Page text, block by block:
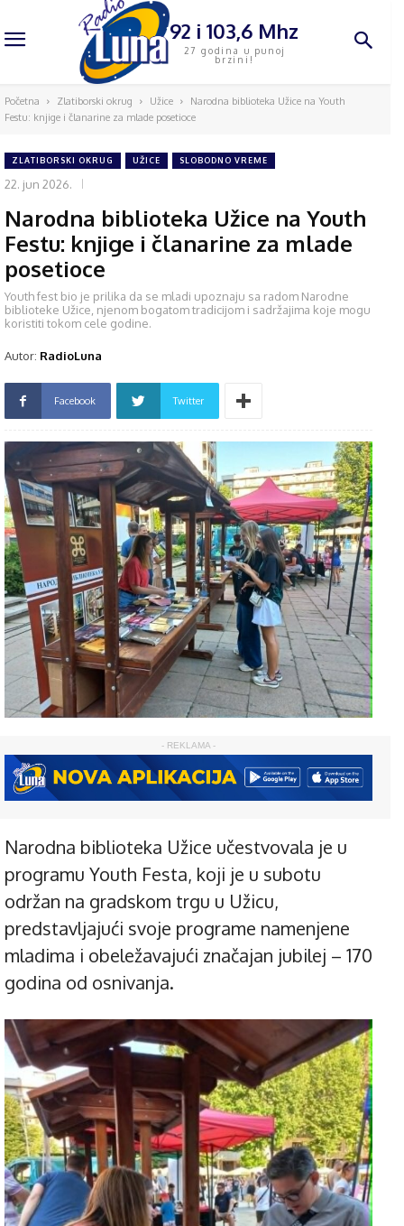
92 i 103,6 Mhz
27 godina u punoj
brzini!
Početna Zlatiborski okrug Užice
Narodna biblioteka Užice na Youth
Festu: knjige i članarine za mlade posetioce
ZLATIBORSKI OKRUG UŽICE SLOBODNO VREME
22. jun 2026.
Narodna biblioteka Užice na Youth
Festu: knjige i članarine za mlade
posetioce
Youth fest bio je prilika da se mladi upoznaju sa radom Narodne
biblioteke Užice, njenom bogatom tradicijom i sadržajima koje mogu
koristiti tokom cele godine.
Autor: RadioLuna
Facebook Twitter
- REKLAMA -
Narodna biblioteka Užice učestvovala je u
programu Youth Festa, koji je u subotu
održan na gradskom trgu u Užicu,
predstavljajući svoje programe namenjene
mladima i obeležavajući značajan jubilej – 170
godina od osnivanja.